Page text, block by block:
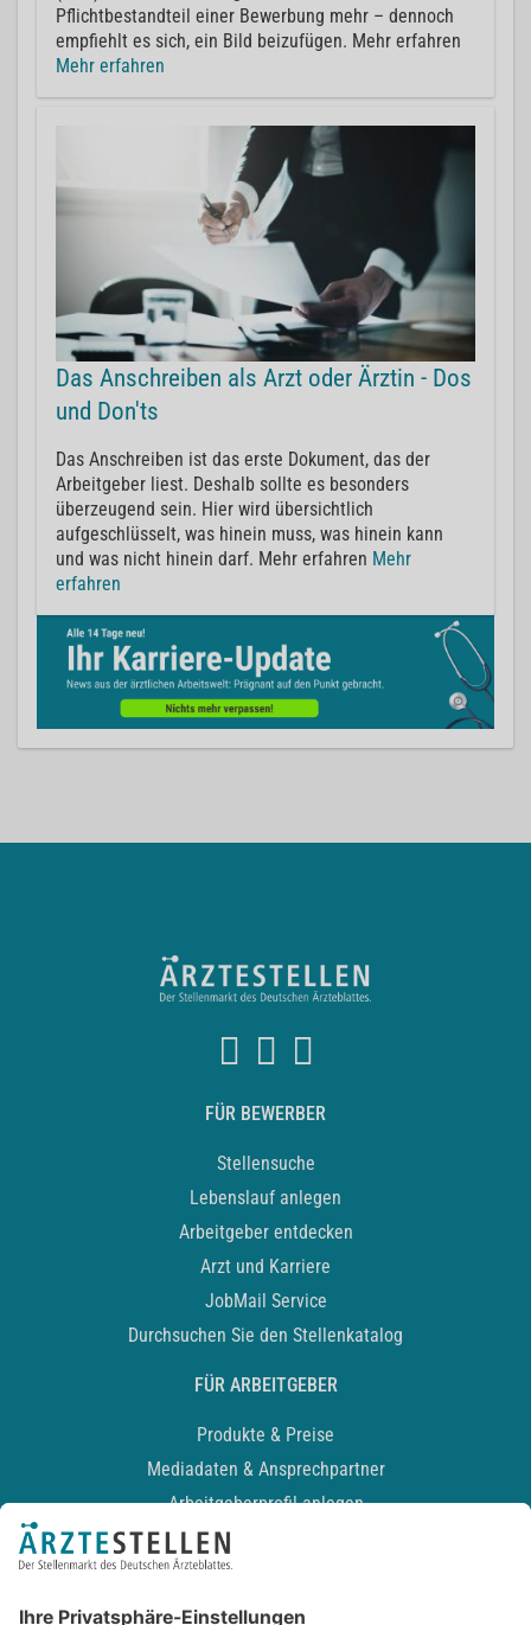
Pflichtbestandteil einer Bewerbung mehr – dennoch
empfiehlt es sich, ein Bild beizufügen. Mehr erfahren
Mehr erfahren
Das Anschreiben als Arzt oder Ärztin - Dos
und Don'ts
Das Anschreiben ist das erste Dokument, das der
Arbeitgeber liest. Deshalb sollte es besonders
überzeugend sein. Hier wird übersichtlich
aufgeschlüsselt, was hinein muss, was hinein kann
und was nicht hinein darf. Mehr erfahren Mehr
erfahren
FÜR BEWERBER
Stellensuche
Lebenslauf anlegen
Arbeitgeber entdecken
Arzt und Karriere
JobMail Service
Durchsuchen Sie den Stellenkatalog
FÜR ARBEITGEBER
Produkte & Preise
Mediadaten & Ansprechpartner
Arbeitgeberprofil anlegen
Recruiting-Podcast